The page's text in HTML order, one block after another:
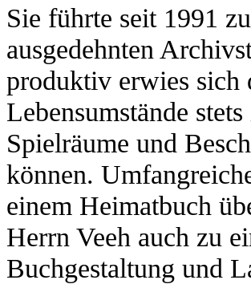
Sie führte seit 1991
ausgedehnten
produktiv erwies sich
Lebensumstände
Spielräume und
können.
einem Heimatbuch
Herrn Veeh auch zu
Buchgestaltung und